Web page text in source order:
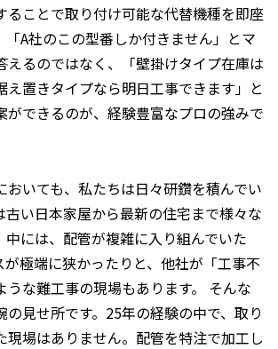
ることで取り付け可能な代替機種を即座
「A社のこの型番しか付きません」とマ
えるのではなく、「壁掛けタイプ在庫は
え置きタイプなら明日工事できます」と
ができるのが、経験豊富なプロの強みで
おいても、私たちは日々研鑽を積んでい
古い日本家屋から最新の住宅まで様々な
中には、配管が複雑に入り組んでいた
が極端に狭かったりと、他社が「工事不
うな難工事の現場もあります。 そんな
の見せ所です。25年の経験の中で、取り
現場はありません。配管を特注で加工し